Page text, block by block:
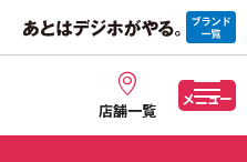
店舗一覧
メニュー
修理速報 お客様の声